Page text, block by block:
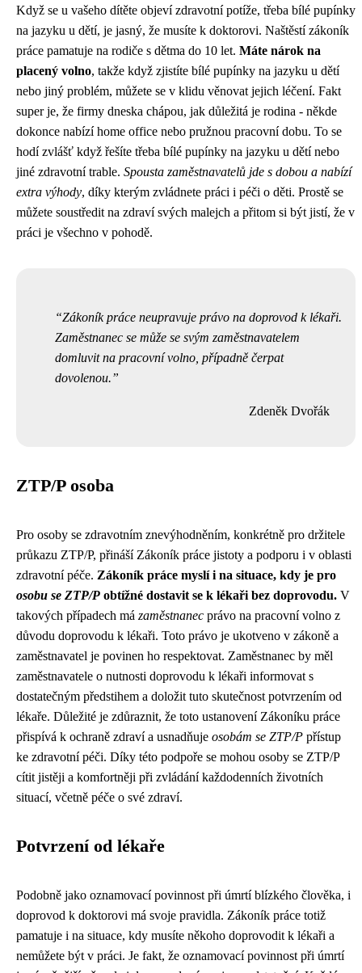
Když se u vašeho dítěte objeví zdravotní potíže, třeba bílé pupínky
na jazyku u dětí, je jasný, že musíte k doktorovi. Naštěstí zákoník
práce pamatuje na rodiče s dětma do 10 let. Máte nárok na
placený volno, takže když zjistíte bílé pupínky na jazyku u dětí
nebo jiný problém, můžete se v klidu věnovat jejich léčení. Fakt
super je, že firmy dneska chápou, jak důležitá je rodina - někde
dokonce nabízí home office nebo pružnou pracovní dobu. To se
hodí zvlášť když řešíte třeba bílé pupínky na jazyku u dětí nebo
jiné zdravotní trable. Spousta zaměstnavatelů jde s dobou a nabízí
extra výhody, díky kterým zvládnete práci i péči o děti. Prostě se
můžete soustředit na zdraví svých malejch a přitom si být jistí, že v
práci je všechno v pohodě.
Zákoník práce neupravuje právo na doprovod k lékaři.
Zaměstnanec se může se svým zaměstnavatelem
domluvit na pracovní volno, případně čerpat
dovolenou.
Zdeněk Dvořák
ZTP/P osoba
Pro osoby se zdravotním znevýhodněním, konkrétně pro držitele
průkazu ZTP/P, přináší Zákoník práce jistoty a podporu i v oblasti
zdravotní péče. Zákoník práce myslí i na situace, kdy je pro
osobu se ZTP/P obtížné dostavit se k lékaři bez doprovodu. V
takových případech má zaměstnanec právo na pracovní volno z
důvodu doprovodu k lékaři. Toto právo je ukotveno v zákoně a
zaměstnavatel je povinen ho respektovat. Zaměstnanec by měl
zaměstnavatele o nutnosti doprovodu k lékaři informovat s
dostatečným předstihem a doložit tuto skutečnost potvrzením od
lékaře. Důležité je zdůraznit, že toto ustanovení Zákoníku práce
přispívá k ochraně zdraví a usnadňuje osobám se ZTP/P přístup
ke zdravotní péči. Díky této podpoře se mohou osoby se ZTP/P
cítit jistěji a komfortněji při zvládání každodenních životních
situací, včetně péče o své zdraví.
Potvrzení od lékaře
Podobně jako oznamovací povinnost při úmrtíblízkého člověka, i
doprovod k doktorovi má svoje pravidla. Zákoník práce totiž
pamatuje i na situace, kdy musíte někoho doprovodit k lékaři a
nemůžete být v práci. Je fakt, že oznamovací povinnost při úmrtí